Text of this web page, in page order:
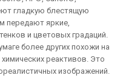
гладкую блестящую
передают яркие,
и цветовых градаций.
более других похожи на
реактивов. Это
изображений.